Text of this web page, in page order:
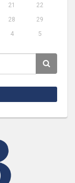
21
22
28
29
4 5